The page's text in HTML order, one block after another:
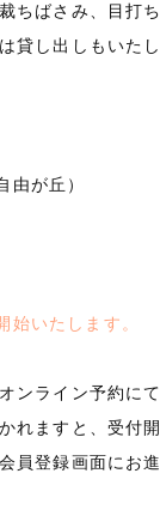
ちばさみ、目打
貸し出しもいたし
由が丘）
始いたします。
ンライン予約にて
れますと、受付
員登録画面にお進